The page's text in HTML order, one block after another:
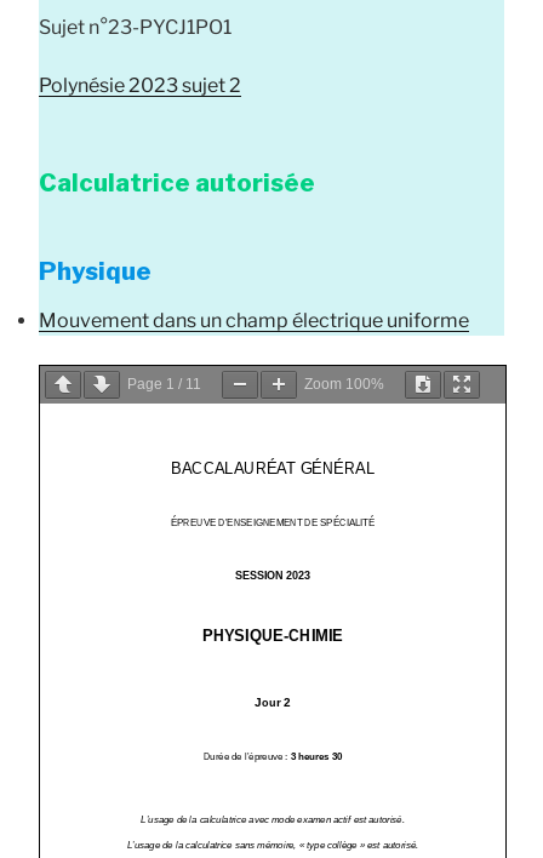
Sujet n°23-PYCJ1PO1
Polynésie 2023 sujet 2
Calculatrice autorisée
Physique
Mouvement dans un champ électrique uniforme
Page 1 / 11 Zoom 100%